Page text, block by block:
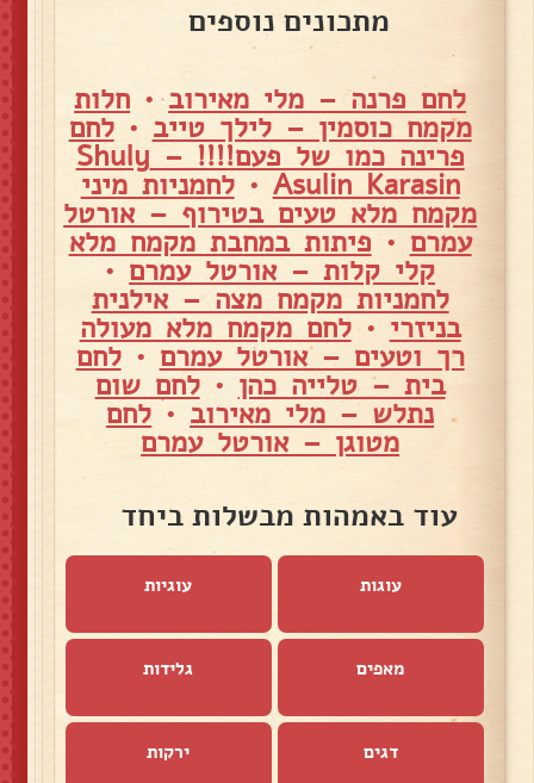
מתכונים נוספים
לחם פרנה – מלי מאירוב• חלות
מקמח כוסמין – לילך טייב •לחם
פרינה כמו של פעם!!!! – Shuly
Asulin Karasin
•לחמניות מיני
מקמח מלא טעים בטירוף – אורטל
עמרם • פיתות במחבת מקמח מלא
קלי קלות – אורטל עמרם •
לחמניות מקמח מצה – אילנית
בניזרי •לחם מקמח מלא מעולה
רך וטעים – אורטל עמרם •לחם
בית – טלייה כהן •לחם שום
נתלש – מלי מאירוב • לחם
מטוגן – אורטל עמרם
עוד באמהות מבשלות ביחד
עוגות עוגיות
מאפים גלידות
דגים ירקות